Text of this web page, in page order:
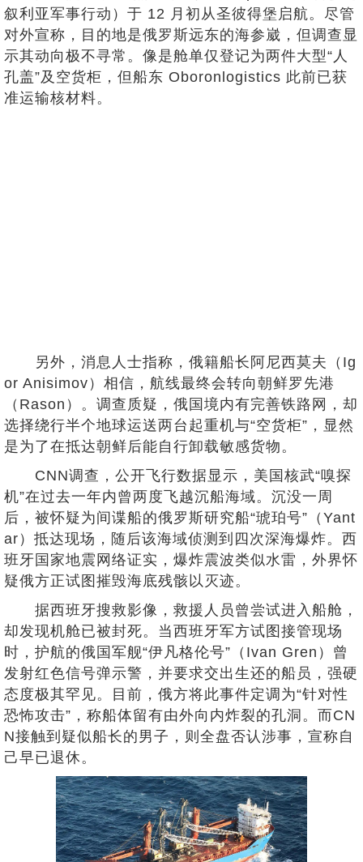
叙利亚军事行动）于 12 月初从圣彼得堡启航。尽管
对外宣称，目的地是俄罗斯远东的海参崴，但调查显
示其动向极不寻常。像是舱单仅登记为两件大型“人
孔盖”及空货柜，但船东 Oboronlogistics 此前已获
准运输核材料。
另外，消息人士指称，俄籍船长阿尼西莫夫（Ig
or Anisimov）相信，航线最终会转向朝鲜罗先港
（Rason）。调查质疑，俄国境内有完善铁路网，却
选择绕行半个地球运送两台起重机与“空货柜”，显然
是为了在抵达朝鲜后能自行卸载敏感货物。
CNN调查，公开飞行数据显示，美国核武“嗅探
机”在过去一年内曾两度飞越沉船海域。沉没一周
后，被怀疑为间谍船的俄罗斯研究船“琥珀号”（Yant
ar）抵达现场，随后该海域侦测到四次深海爆炸。西
班牙国家地震网络证实，爆炸震波类似水雷，外界怀
疑俄方正试图摧毁海底残骸以灭迹。
据西班牙搜救影像，救援人员曾尝试进入船舱，
却发现机舱已被封死。当西班牙军方试图接管现场
时，护航的俄国军舰“伊凡格伦号”（Ivan Gren）曾
发射红色信号弹示警，并要求交出生还的船员，强硬
态度极其罕见。目前，俄方将此事件定调为“针对性
恐怖攻击”，称船体留有由外向内炸裂的孔洞。而CN
N接触到疑似船长的男子，则全盘否认涉事，宣称自
己早已退休。